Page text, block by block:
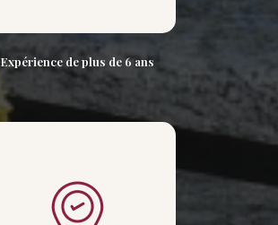
Expérience de plus de 6 ans